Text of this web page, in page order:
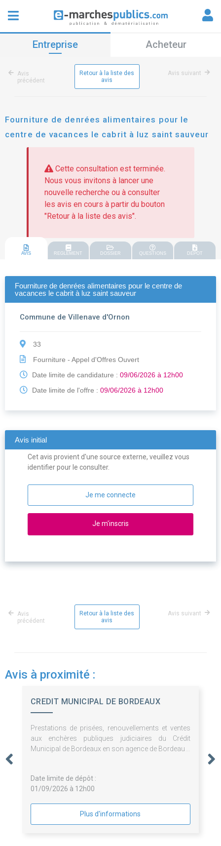
Entreprise Acheteur
Avis
précédent
Retour à la liste des
avis
Avis suivant
Fourniture de denrées alimentaires pour le
centre de vacances le cabrit à luz saint sauveur
Cette consultation est terminée.
Nous vous invitons à lancer une
nouvelle recherche ou à consulter
les avis en cours à partir du bouton
"Retour à la liste des avis".
AVIS REGLEMENT DOSSIER QUESTIONS DEPOT
Fourniture de denrées alimentaires pour le centre de
vacances le cabrit à luz saint sauveur
Commune de Villenave d'Ornon
33
Fourniture - Appel d'Offres Ouvert
Date limite de candidature : 09/06/2026 à 12h00
Date limite de l'offre : 09/06/2026 à 12h00
Avis initial
Cet avis provient d'une source externe, veuillez vous
identifier pour le consulter.
Je me connecte
Je m'inscris
Avis
précédent
Retour à la liste des
avis
Avis suivant
Avis à proximité :
CREDIT MUNICIPAL DE BORDEAUX
Prestations de prisées, renouvellements et ventes
aux enchères publiques judiciaires du Crédit
Municipal de Bordeaux en son agence de Bordeaux
Date limite de dépôt :
01/09/2026 à 12h00
Plus d'informations